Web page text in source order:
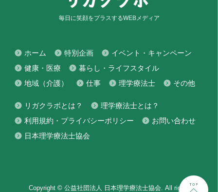
毎日に笑顔をプラスするWEBメディア
ホーム 特別企画
イベント・キャンペーン
健康・医療
暮らし・ライフスタイル
地域（介護）
仕事 理学療法士 その他
リガクラボとは？
理学療法士とは？
利用規約・プライバシーポリシー
お問い合わせ
日本理学療法士協会
Copyright © 公益社団法人 日本理学療法士協会. All rights